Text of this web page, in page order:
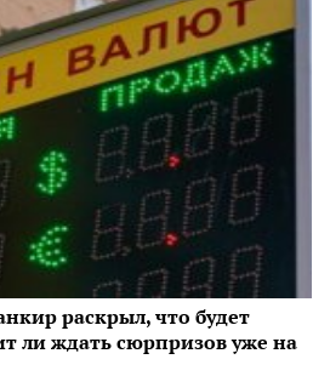
раскрыл, что будет
ли ждать сюрпризов уже на